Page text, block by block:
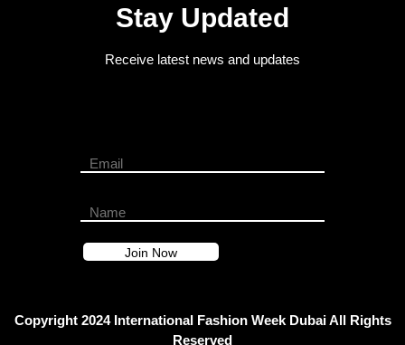
Stay Updated
Receive latest news and updates
Copyright 2024 International Fashion Week Dubai All Rights
Reserved